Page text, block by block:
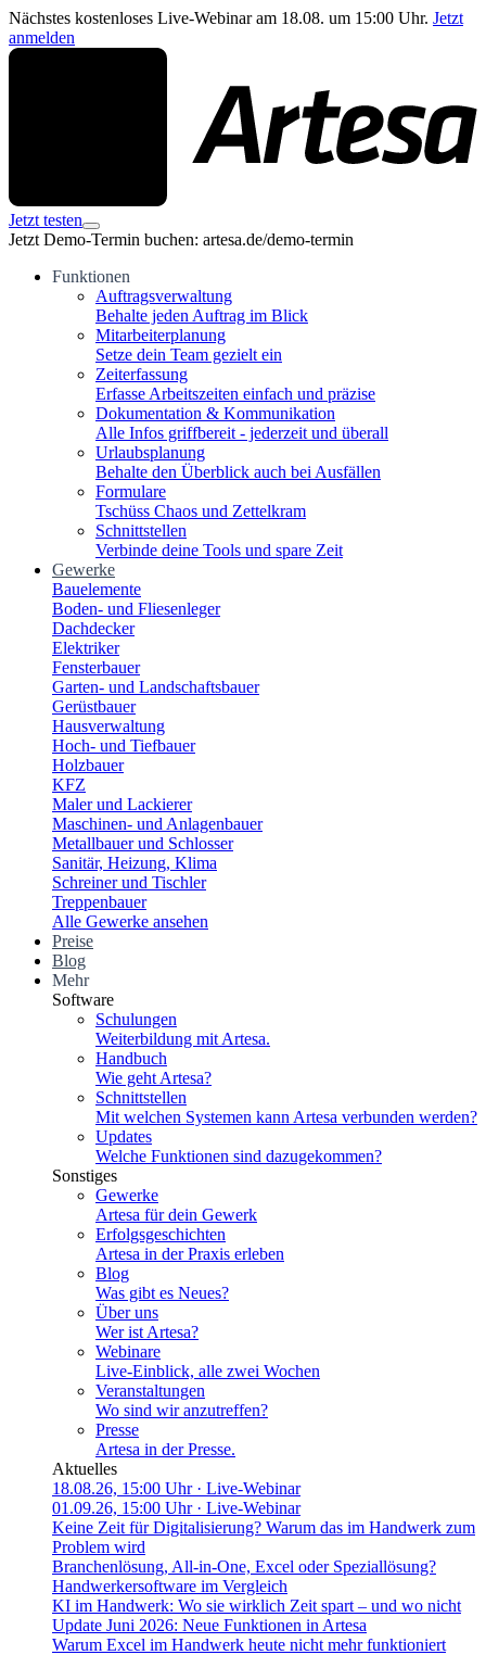
Nächstes kostenloses Live-Webinar am 18.08. um 15:00 Uhr. Jetzt
anmelden
Jetzt testen
Jetzt Demo-Termin buchen: artesa.de/demo-termin
Funktionen
Auftragsverwaltung
Behalte jeden Auftrag im Blick
Mitarbeiterplanung
Setze dein Team gezielt ein
Zeiterfassung
Erfasse Arbeitszeiten einfach und präzise
Dokumentation & Kommunikation
Alle Infos griffbereit - jederzeit und überall
Urlaubsplanung
Behalte den Überblick auch bei Ausfällen
Formulare
Tschüss Chaos und Zettelkram
Schnittstellen
Verbinde deine Tools und spare Zeit
Gewerke
Bauelemente
Boden- und Fliesenleger
Dachdecker
Elektriker
Fensterbauer
Garten- und Landschaftsbauer
Gerüstbauer
Hausverwaltung
Hoch- und Tiefbauer
Holzbauer
KFZ
Maler und Lackierer
Maschinen- und Anlagenbauer
Metallbauer und Schlosser
Sanitär, Heizung, Klima
Schreiner und Tischler
Treppenbauer
Alle Gewerke ansehen
Preise
Blog
Mehr
Software
Schulungen
Weiterbildung mit Artesa.
Handbuch
Wie geht Artesa?
Schnittstellen
Mit welchen Systemen kann Artesa verbunden werden?
Updates
Welche Funktionen sind dazugekommen?
Sonstiges
Gewerke
Artesa für dein Gewerk
Erfolgsgeschichten
Artesa in der Praxis erleben
Blog
Was gibt es Neues?
Über uns
Wer ist Artesa?
Webinare
Live-Einblick, alle zwei Wochen
Veranstaltungen
Wo sind wir anzutreffen?
Presse
Artesa in der Presse.
Aktuelles
18.08.26, 15:00 Uhr· Live-Webinar
01.09.26, 15:00 Uhr· Live-Webinar
Keine Zeit für Digitalisierung? Warum das im Handwerk zum
Problem wird
Branchenlösung, All-in-One, Excel oder Speziallösung?
Handwerkersoftware im Vergleich
KI im Handwerk: Wo sie wirklich Zeit spart – und wo nicht
Update Juni 2026: Neue Funktionen in Artesa
Warum Excel im Handwerk heute nicht mehr funktioniert